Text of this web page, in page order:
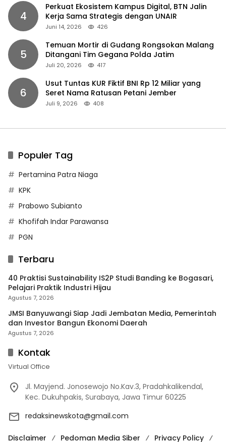
4
Perkuat Ekosistem Kampus Digital, BTN Jalin
Kerja Sama Strategis dengan UNAIR
Juni 14, 2026 426
5
Temuan Mortir di Gudang Rongsokan Malang
Ditangani Tim Gegana Polda Jatim
Juli 20, 2026 417
6
Usut Tuntas KUR Fiktif BNI Rp 12 Miliar yang
Seret Nama Ratusan Petani Jember
Juli 9, 2026 408
Populer Tag
Pertamina Patra Niaga
KPK
Prabowo Subianto
Khofifah Indar Parawansa
PGN
Terbaru
40 Praktisi Sustainability IS2P Studi Banding ke Bogasari,
Pelajari Praktik Industri Hijau
Agustus 7, 2026
JMSI Banyuwangi Siap Jadi Jembatan Media, Pemerintah
dan Investor Bangun Ekonomi Daerah
Agustus 7, 2026
Kontak
Virtual Office
Jl. Mayjend. Jonosewojo No.Kav.3, Pradahkalikendal,
Kec. Dukuhpakis, Surabaya, Jawa Timur 60225
redaksinewskota@gmail.com
Disclaimer Pedoman Media Siber Privacy Policy